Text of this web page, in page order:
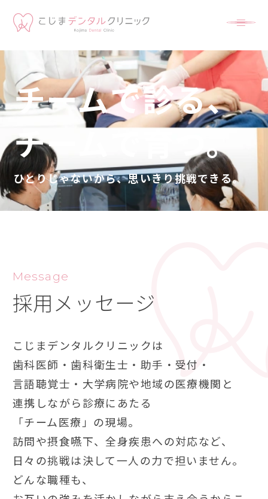
チームで診る、
チームで育つ。
ひとりじゃないから、思いきり挑戦できる。
採用メッセージ
Message
こじまデンタルクリニックは
歯科医師・歯科衛生士・助手・受付・
言語聴覚士・大学病院や地域の医療機関と
連携しながら診療にあたる
「チーム医療」の現場。
訪問や摂食嚥下、全身疾患への対応など、
日々の挑戦は決して一人の力で担いません。
どんな職種も、